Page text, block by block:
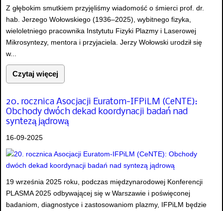
Z głębokim smutkiem przyjęliśmy wiadomość o śmierci prof. dr.
hab. Jerzego Wołowskiego (1936–2025), wybitnego fizyka,
wieloletniego pracownika Instytutu Fizyki Plazmy i Laserowej
Mikrosyntezy, mentora i przyjaciela. Jerzy Wołowski urodził się
w...
Czytaj więcej
20. rocznica Asocjacji Euratom-IFPiLM (CeNTE):
Obchody dwóch dekad koordynacji badań nad
syntezą jądrową
16-09-2025
19 września 2025 roku, podczas międzynarodowej Konferencji
PLASMA 2025 odbywającej się w Warszawie i poświęconej
badaniom, diagnostyce i zastosowaniom plazmy, IFPiLM będzie